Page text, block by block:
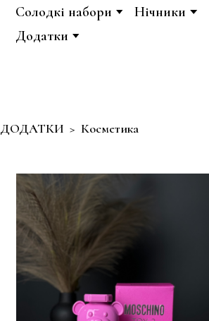
Солодкі набори Нічники
Додатки
ДОДАТКИ Косметика